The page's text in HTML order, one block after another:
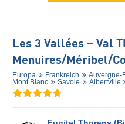
Les 3 Vallées – Val
Menuires/​Méribel/​
Europa Frankreich Auvergne-
Mont Blanc
Savoie Albertville